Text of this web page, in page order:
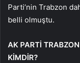
Parti’nin Trabzon
belli olmuştu.
AK PARTİ
KİMDİR?